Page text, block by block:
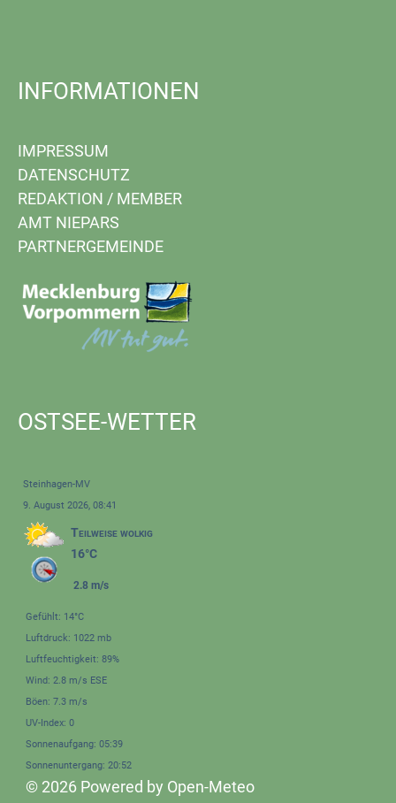
INFORMATIONEN
IMPRESSUM
DATENSCHUTZ
REDAKTION / MEMBER
AMT NIEPARS
PARTNERGEMEINDE
OSTSEE-WETTER
Steinhagen-MV
9. August 2026, 08:41
Teilweise wolkig
16°C
2.8 m/s
Gefühlt: 14°C
Luftdruck: 1022 mb
Luftfeuchtigkeit: 89%
Wind: 2.8 m/s ESE
Böen: 7.3 m/s
UV-Index: 0
Sonnenaufgang: 05:39
Sonnenuntergang: 20:52
© 2026 Powered by Open-Meteo